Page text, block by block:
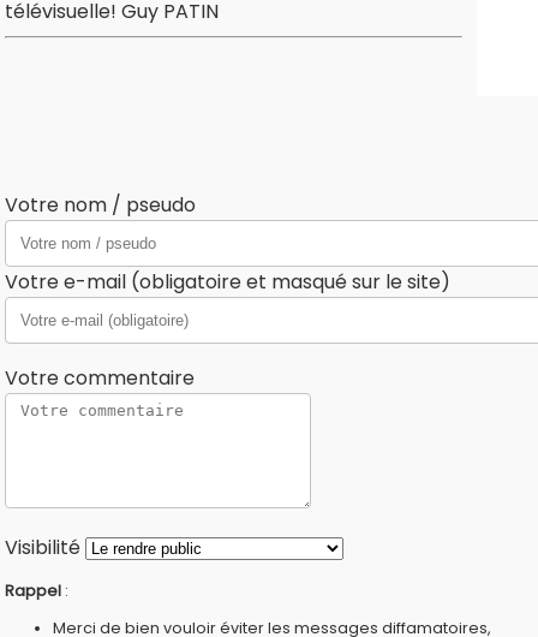
télévisuelle! Guy PATIN
Votre nom / pseudo
Votre e-mail (obligatoire et masqué sur le site)
Votre commentaire
Visibilité
Rappel :
Merci de bien vouloir éviter les messages diffamatoires,